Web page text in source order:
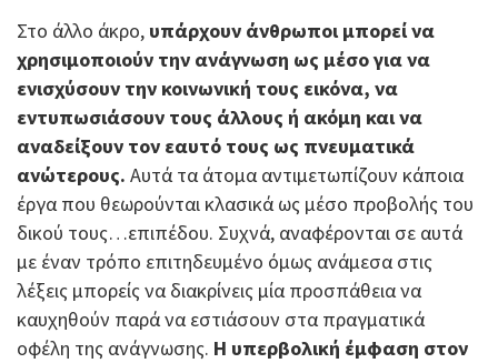
Στο άλλο άκρο, υπάρχουν άνθρωποι μπορεί να
χρησιμοποιούν την ανάγνωση ως μέσο για να
ενισχύσουν την κοινωνική τους εικόνα, να
εντυπωσιάσουν τους άλλους ή ακόμη και να
αναδείξουν τον εαυτό τους ως πνευματικά
ανώτερους. Αυτά τα άτομα αντιμετωπίζουν κάποια
έργα που θεωρούνται κλασικά ως μέσο προβολής του
δικού τους…επιπέδου. Συχνά, αναφέρονται σε αυτά
με έναν τρόπο επιτηδευμένο όμως ανάμεσα στις
λέξεις μπορείς να διακρίνεις μία προσπάθεια να
καυχηθούν παρά να εστιάσουν στα πραγματικά
οφέλη της ανάγνωσης. Η υπερβολική έμφαση στον